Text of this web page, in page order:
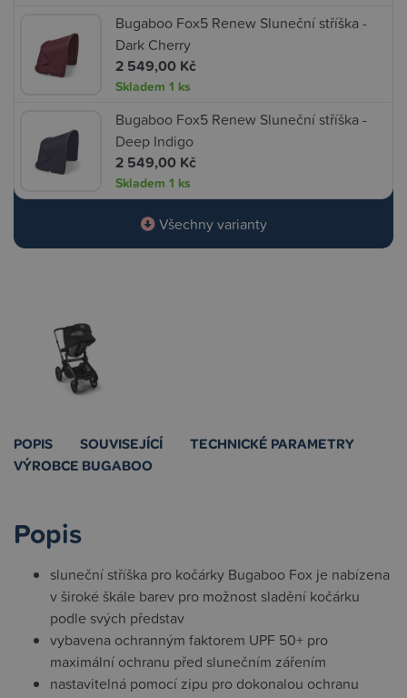
Bugaboo Fox5 Renew Sluneční stříška -
Dark Cherry
2 549,00 Kč
Skladem 1 ks
Bugaboo Fox5 Renew Sluneční stříška -
Deep Indigo
2 549,00 Kč
Skladem 1 ks
Všechny varianty
POPIS SOUVISEJÍCÍ
TECHNICKÉ PARAMETRY
VÝROBCE BUGABOO
Popis
sluneční stříška pro kočárky Bugaboo Fox je nabízena
v široké škále barev pro možnost sladění kočárku
podle svých představ
vybavena ochranným faktorem UPF 50+ pro
maximální ochranu před slunečním zářením
nastavitelná pomocí zipu pro dokonalou ochranu